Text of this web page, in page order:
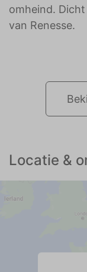
omheind.
van Renesse.
Locatie &